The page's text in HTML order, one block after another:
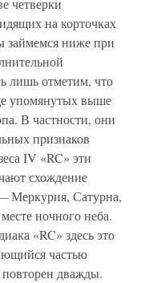
четверки
на корточках
ниже при
лишь отметим, что
упомянутых выше
В частности, они
признаков
IV «RC» эти
схождение
Меркурия, Сатурна,
ночного неба.
«RC» здесь это
частью
дважды.